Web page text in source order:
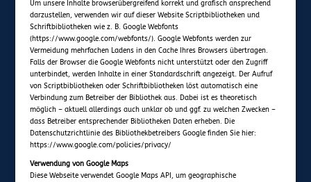
Um unsere Inhalte browserübergreifend korrekt und grafisch ansprechend
darzustellen, verwenden wir auf dieser Website Scriptbibliotheken und
Schriftbibliotheken wie z. B. Google Webfonts
(https://www.google.com/webfonts/). Google Webfonts werden zur
Vermeidung mehrfachen Ladens in den Cache Ihres Browsers übertragen.
Falls der Browser die Google Webfonts nicht unterstützt oder den Zugriff
unterbindet, werden Inhalte in einer Standardschrift angezeigt. Der Aufruf
von Scriptbibliotheken oder Schriftbibliotheken löst automatisch eine
Verbindung zum Betreiber der Bibliothek aus. Dabei ist es theoretisch
möglich – aktuell allerdings auch unklar ob und ggf. zu welchen Zwecken –
dass Betreiber entsprechender Bibliotheken Daten erheben. Die
Datenschutzrichtlinie des Bibliothekbetreibers Google finden Sie hier:
https://www.google.com/policies/privacy/
Verwendung von Google Maps
Diese Webseite verwendet Google Maps API, um geographische